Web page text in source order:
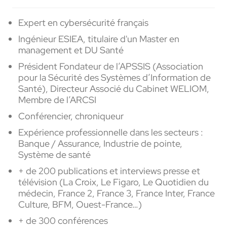
Expert en cybersécurité français
Ingénieur ESIEA, titulaire d'un Master en
management et DU Santé
Président Fondateur de l’APSSIS (Association
pour la Sécurité des Systèmes d’Information de
Santé), Directeur Associé du Cabinet WELIOM,
Membre de l’ARCSI
Conférencier, chroniqueur
Expérience professionnelle dans les secteurs :
Banque / Assurance, Industrie de pointe,
Système de santé
+ de 200 publications et interviews presse et
télévision (La Croix, Le Figaro, Le Quotidien du
médecin, France 2, France 3, France Inter, France
Culture, BFM, Ouest-France…)
+ de 300 conférences